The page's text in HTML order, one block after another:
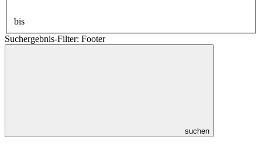
bis
Suchergebnis-Filter: Footer
suchen